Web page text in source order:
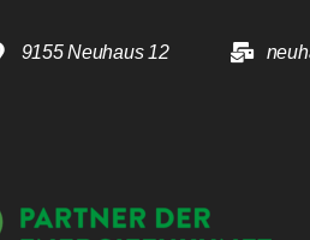
9155 Neuhaus 12